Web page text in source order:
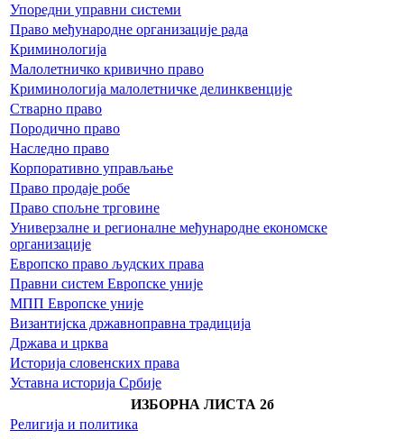
Упоредни управни системи
Право међународне организације рада
Криминологија
Малолетничко кривично право
Криминологија малолетничке делинквенције
Стварно право
Породично право
Наследно право
Корпоративно управљање
Право продаје робе
Право спољне трговине
Универзалне и регионалне међународне економске
организације
Европско право људских права
Правни систем Европске уније
МПП Европске уније
Византијска државноправна традиција
Држава и црква
Историја словенских права
Уставна историја Србије
ИЗБОРНА ЛИСТА 2б
Религија и политика